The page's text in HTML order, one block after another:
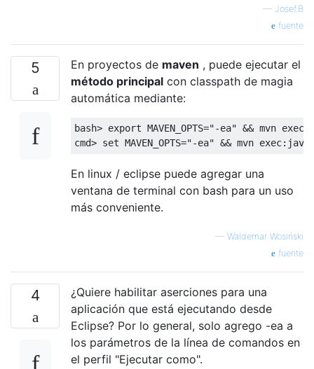
— Josef.B
fuente
5 En proyectos de maven , puede ejecutar el
método principal con classpath de magia
automática mediante:
bash> export MAVEN_OPTS="-ea" && mvn exec
cmd> set MAVEN_OPTS="-ea" && mvn exec:
En linux / eclipse puede agregar una
ventana de terminal con bash para un uso
más conveniente.
— Waldemar Wosiński
fuente
4
¿Quiere habilitar aserciones para una
aplicación que está ejecutando desde
Eclipse? Por lo general, solo agrego -ea a
los parámetros de la línea de comandos en
el perfil "Ejecutar como".